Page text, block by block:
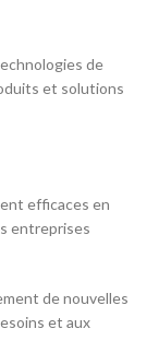
de
et solutions
efficaces en
entreprises
de nouvelles
et aux